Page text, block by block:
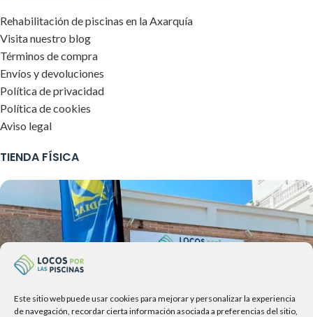
Este sitio web puede usar cookies para mejorar y personalizar la experiencia
de navegación, recordar cierta información asociada a preferencias del sitio,
Rehabilitación de piscinas en la Axarquía
Visita nuestro blog
Términos de compra
Envíos y devoluciones
Política de privacidad
Política de cookies
Aviso legal
TIENDA FÍSICA